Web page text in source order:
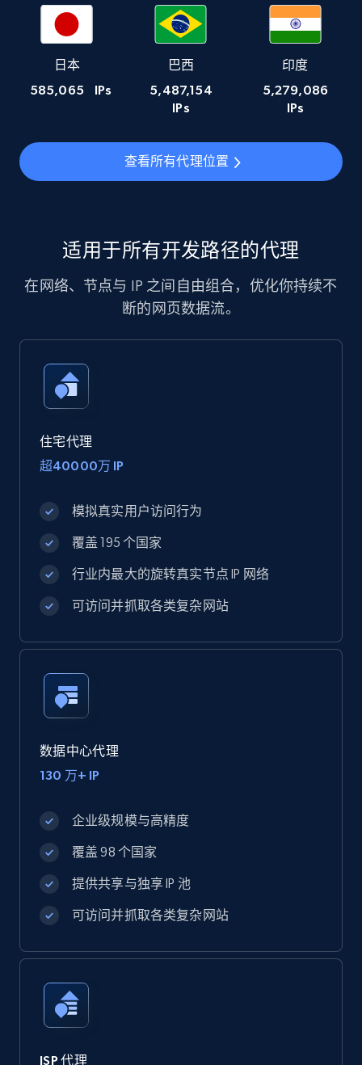
日本
585,065 IPs
巴西
5,487,154
IPs
印度
5,279,086
IPs
查看所有代理位置
适用于所有开发路径的代理
在网络、节点与 IP 之间自由组合，优化你持续不
断的网页数据流。
住宅代理
超40000万 IP
模拟真实用户访问行为
覆盖 195 个国家
行业内最大的旋转真实节点 IP 网络
可访问并抓取各类复杂网站
数据中心代理
130 万+ IP
企业级规模与高精度
覆盖 98 个国家
提供共享与独享 IP 池
可访问并抓取各类复杂网站
ISP 代理